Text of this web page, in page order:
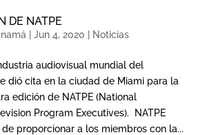
DE NATPE
Jun 4, 2020 Noticias
audiovisual mundial del
dió cita en la ciudad de Miami para la
edición de NATPE (National
Program Executives). NATPE
proporcionar a los miembros con la...